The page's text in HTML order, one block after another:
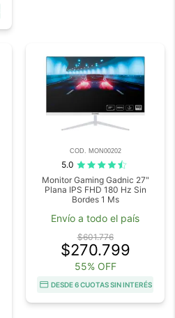
COD. MON00202
5.0
Monitor Gaming Gadnic 27"
Plana IPS FHD 180 Hz Sin
Bordes 1 Ms
Envío a todo el país
$601.776
$270.799
55% OFF
DESDE 6 CUOTAS SIN INTERÉS